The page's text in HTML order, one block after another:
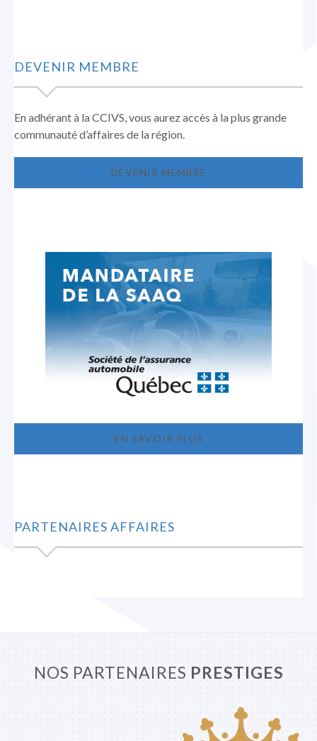
DEVENIR MEMBRE
En adhérant à la CCIVS, vous aurez accès à la plus grande
communauté d’affaires de la région.
DEVENIR MEMBRE
EN SAVOIR PLUS
PARTENAIRES AFFAIRES
NOS PARTENAIRES PRESTIGES